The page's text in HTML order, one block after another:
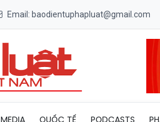
Email: baodientuphapluat@gmail.com
MEDIA QUỐC TẾ PODCASTS